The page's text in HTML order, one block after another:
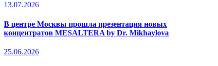
13.07.2026
В центре Москвы прошла презентация новых
концентратов MESALTERA by Dr. Mikhaylova
25.06.2026